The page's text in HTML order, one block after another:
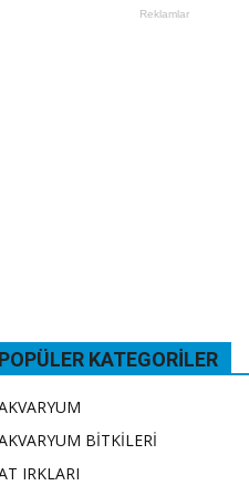
Reklamlar
KATEGORILER
BİTKİLERİ
IRKLARI